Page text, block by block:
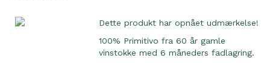
Dette produkt har opnået udmærkelse!
100% Primitivo fra 60 år gamle
vinstokke med 6 måneders fadlagring.